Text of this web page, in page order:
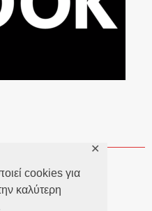
cookies για
καλύτερη
✕